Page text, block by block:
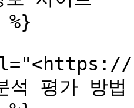
%}
석 평가 방법